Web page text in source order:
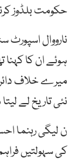
حکومت بلڈوز
نارووال
ہوئے ان کا
میرے خلاف دائر
نئی تاریخ لے
ن لیگی رہنما
کی سہولتیں